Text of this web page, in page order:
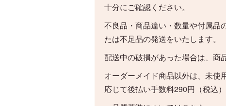
十分にご確認ください。
不良品・商品違い・数量や付属品
たは不足品の発送をいたします。
配送中の破損があった場合は、商
オーダーメイド商品以外は、未使
応じて後払い手数料290円（税込